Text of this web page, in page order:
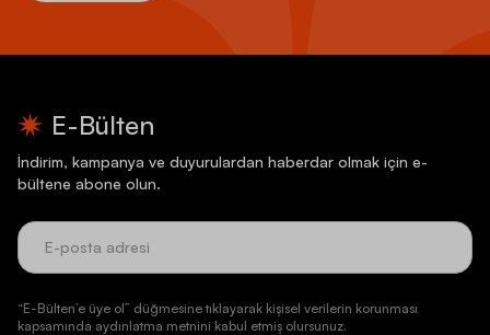
E-Bülten
İndirim, kampanya ve duyurulardan haberdar olmak için e-
bültene abone olun.
“E-Bülten’e üye ol” düğmesine tıklayarak kişisel verilerin korunması
kapsamında aydınlatma metnini kabul etmiş olursunuz.